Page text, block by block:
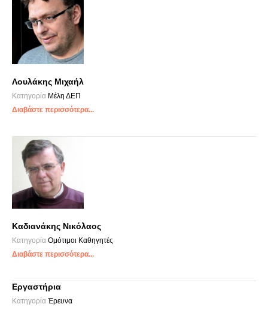
Λουλάκης Μιχαήλ
Κατηγορία Μέλη ΔΕΠ
Διαβάστε περισσότερα...
Καδιανάκης Νικόλαος
Κατηγορία Ομότιμοι Καθηγητές
Διαβάστε περισσότερα...
Εργαστήρια
Κατηγορία Έρευνα